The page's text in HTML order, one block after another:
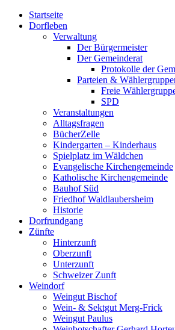
oben
scrollen
Startseite
Dorfleben
Verwaltung
Der Bürgermeister
Der Gemeinderat
Protokolle der
Parteien &
Freie
SPD
Veranstaltungen
Alltagsfragen
BücherZelle
Kindergarten – Kinderhaus
Spielplatz im Wäldchen
Evangelische Kirchengemeinde
Katholische Kirchengemeinde
Bauhof Süd
Friedhof Waldlaubersheim
Historie
Dorfrundgang
Zünfte
Hinterzunft
Oberzunft
Unterzunft
Schweizer Zunft
Weindorf
Weingut Bischof
Wein- & Sektgut Merg-Frick
Weingut Paulus